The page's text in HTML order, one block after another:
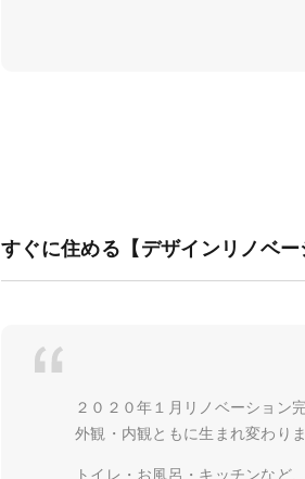
すぐに住める【デザインリノベ
２０２０年１月リノベーション完
外観・内観ともに生まれ変わりま
トイレ・お風呂・キッチンなど、